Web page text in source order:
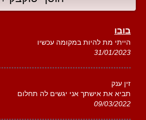
בובו
הייתי מת להיות במקומה עכשיו
31/01/2023
זין ענק
תביא את אישתך אני יגשים לה תחלום
09/03/2022